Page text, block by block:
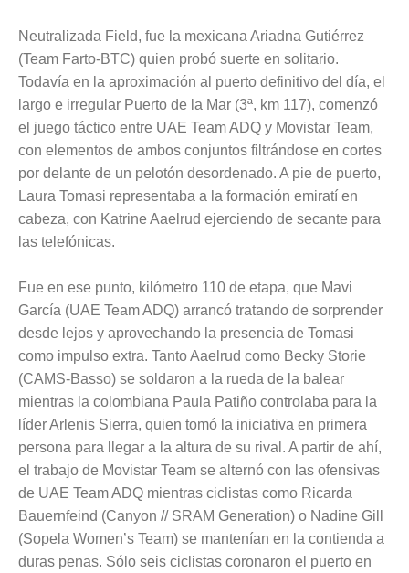
Neutralizada Field, fue la mexicana Ariadna Gutiérrez
(Team Farto-BTC) quien probó suerte en solitario.
Todavía en la aproximación al puerto definitivo del día, el
largo e irregular Puerto de la Mar (3ª, km 117), comenzó
el juego táctico entre UAE Team ADQ y Movistar Team,
con elementos de ambos conjuntos filtrándose en cortes
por delante de un pelotón desordenado. A pie de puerto,
Laura Tomasi representaba a la formación emiratí en
cabeza, con Katrine Aaelrud ejerciendo de secante para
las telefónicas.
Fue en ese punto, kilómetro 110 de etapa, que Mavi
García (UAE Team ADQ) arrancó tratando de sorprender
desde lejos y aprovechando la presencia de Tomasi
como impulso extra. Tanto Aaelrud como Becky Storie
(CAMS-Basso) se soldaron a la rueda de la balear
mientras la colombiana Paula Patiño controlaba para la
líder Arlenis Sierra, quien tomó la iniciativa en primera
persona para llegar a la altura de su rival. A partir de ahí,
el trabajo de Movistar Team se alternó con las ofensivas
de UAE Team ADQ mientras ciclistas como Ricarda
Bauernfeind (Canyon // SRAM Generation) o Nadine Gill
(Sopela Women’s Team) se mantenían en la contienda a
duras penas. Sólo seis ciclistas coronaron el puerto en